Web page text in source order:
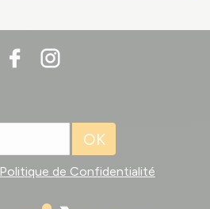
OK
Politique de Confidentialité